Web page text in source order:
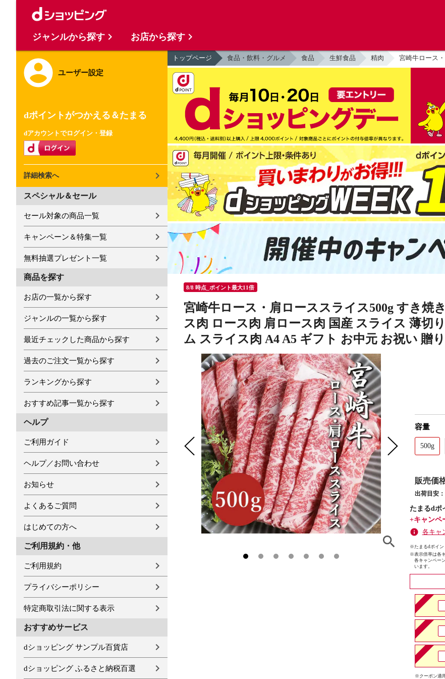
ユーザー設定
dポイントがつかえる＆たまる
dアカウントでログイン・登録
詳細検索へ
スペシャル＆セール
セール対象の商品一覧
キャンペーン＆特集一覧
無料抽選プレゼント一覧
商品を探す
お店の一覧から探す
ジャンルの一覧から探す
最近チェックした商品から探す
過去のご注文一覧から探す
ランキングから探す
おすすめ記事一覧から探す
ヘルプ
ご利用ガイド
ヘルプ／お問い合わせ
お知らせ
よくあるご質問
はじめての方へ
ご利用規約・他
ご利用規約
プライバシーポリシー
特定商取引法に関する表示
おすすめサービス
dショッピング サンプル百貨店
dショッピング ふるさと納税百選
トップページ 食品・飲料・グルメ 食品 生鮮食品 精肉 宮崎牛ロース
8/8 時点_ポイント最大11倍
宮崎牛ロース・肩ローススライス500g すき焼
ス肉 ロース肉 肩ロース肉 国産 スライス 薄切
ム スライス肉 A4 A5 ギフト お中元 お祝い 贈り
容量
500g
販売価
出荷目安：
たまるdポ
+キャンペ
各キャ
※たまるdポイン
※表示倍率は各
各キャンペー
います。
※クーポン適
ジャンルから探す お店から探す